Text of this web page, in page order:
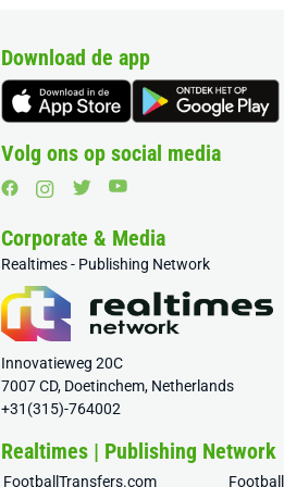
Download de app
Volg ons op social media
Corporate & Media
Realtimes - Publishing Network
Innovatieweg 20C
7007 CD, Doetinchem, Netherlands
+31(315)-764002
Realtimes | Publishing Network
FootballTransfers.com